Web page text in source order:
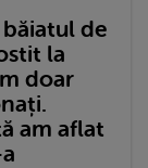
de
la
doar
am aflat